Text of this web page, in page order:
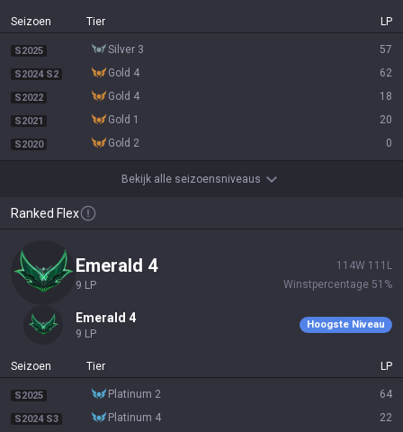
Seizoen Tier LP
S2025 silver 3 57
S2024 S2 gold 4 62
S2022 gold 4 18
S2021 gold 1 20
S2020 gold 2 0
Bekijk alle seizoensniveaus
Ranked Flex
emerald 4
9 LP
114W 111 L
Winstpercentage 51 %
emerald 4
9 LP
Hoogste Niveau
Seizoen Tier LP
S2025 platinum 2 64
S2024 S3 platinum 4 22